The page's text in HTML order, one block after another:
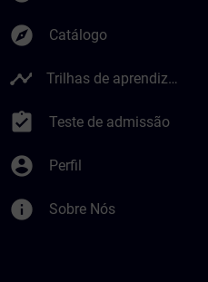
explore Catálogo
timeline Trilhas de aprendizagem
assignment_turned_in Teste de admissão
account_circle Perfil
info Sobre Nós